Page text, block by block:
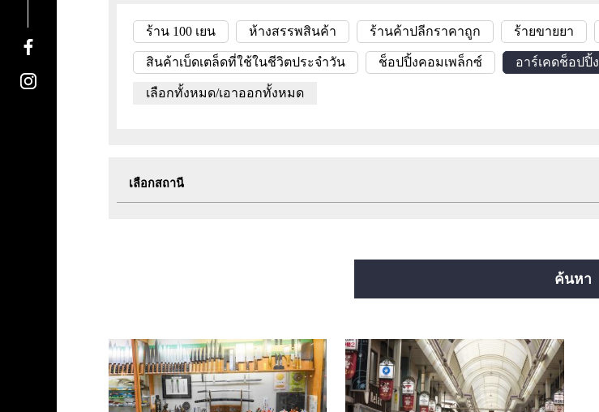
ร้าน 100 เยน ห้างสรรพสินค้า ร้านค้าปลีกราคาถูก ร้ายขายยา
สินค้าเบ็ดเตล็ดที่ใช้ในชีวิตประจำวัน ช็อปปิ้งคอมเพล็กซ์ อาร์เคดช็อปปิ้ง
เลือกทั้งหมด/เอาออกทั้งหมด
เลือกสถานี
สายนากาโฮริ สึรุมิเรียคุจิ สายอิมาซาโตะซุจิ สายนิวแทรม
ค้นหา